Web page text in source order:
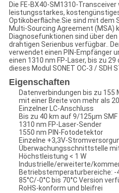
Die FE-BX40-SM1310-Transceiver
leistungsstarkes,
Optikoberfläche.Sie sind mit dem
Multi-Sourcing Agreement (MSA)
Diagnosefunktionen sind über
drahtigen Serienbus verfügbar..
verwendet einen PIN-Empfänger
einen 1310 nm FP-Laser, bis zu
dieses Modul SONET OC-3 / SDH
Eigenschaften
Datenverbindungen bis zu 155
mit einer Breite von mehr als
Einzelner LC-Anschluss
Bis zu 40 km auf 9/125μm SMF
1310 nm FP-Laser-Sender
1550 nm PIN-Fotodetektor
Einzelne +3,3V-
Überwachungsschnittstelle
Höchstleistung < 1 W
Industrielle/erweiterte/
Betriebstemperaturbereiche: -
85°C/-0°C bis 70°C Version
RoHS-konform und bleifrei